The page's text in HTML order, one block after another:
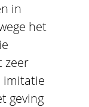
in
het
zeer
imitatie
geving